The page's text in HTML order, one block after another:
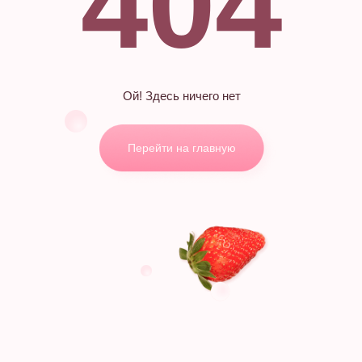
Ой! Здесь ничего нет
Перейти на главную